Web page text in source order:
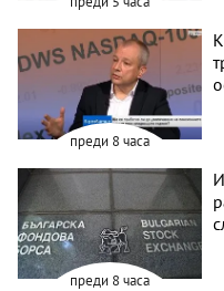
преди 8 часа
преди 8 часа